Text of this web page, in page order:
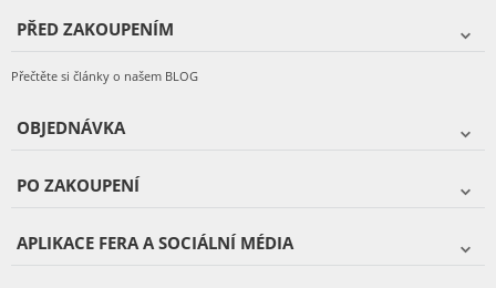
PŘED ZAKOUPENÍM
Přečtěte si články o našem BLOG
OBJEDNÁVKA
PO ZAKOUPENÍ
APLIKACE FERA A SOCIÁLNÍ MÉDIA